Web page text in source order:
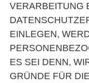
VERARBEITUNG
EINLEGEN,
ES SEI DENN,
GRÜNDE FÜR